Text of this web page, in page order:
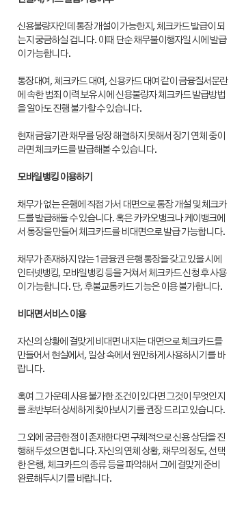
신용불량자인데 통장 개설이 가능한지, 체크카드 발급이 되
는지 궁금하실 겁니다. 이때 단순 채무불이행자일 시에 발급
이 가능합니다.
통장대여, 체크카드 대여, 신용카드 대여 같이 금융질서문란
에 속한 범죄 이력 보유 시에 신용불량자 체크카드 발급방법
을 알아도 진행 불가할 수 있습니다.
현재 금융기관 채무를 당장 해결하지 못해서 장기 연체 중이
라면 체크카드를 발급해볼 수 있습니다.
모바일뱅킹 이용하기
채무가 없는 은행에 직접 가서 대면으로 통장 개설 및 체크카
드를 발급해둘 수 있습니다. 혹은 카카오뱅크나 케이뱅크에
서 통장을 만들어 체크카드를 비대면으로 발급 가능합니다.
채무가 존재하지 않는 1금융권 은행 통장을 갖고 있을 시에
인터넷뱅킹, 모바일뱅킹 등을 거쳐서 체크카드 신청 후 사용
이 가능합니다. 단, 후불교통카드 기능은 이용 불가합니다.
비대면 서비스 이용
자신의 상황에 걸맞게 비대면 내지는 대면으로 체크카드를
만들어서 현실에서, 일상 속에서 원만하게 사용하시기를 바
랍니다.
혹여 그 가운데 사용 불가한 조건이 있다면 그것이 무엇인지
를 초반부터 상세하게 찾아보시기를 권장 드리고 있습니다.
그 외에 궁금한 점이 존재한다면 구체적으로 신용 상담을 진
행해 두셨으면 합니다. 자신의 연체 상황, 채무의 정도, 선택
한 은행, 체크카드의 종류 등을 파악해서 그에 걸맞게 준비
완료해두시기를 바랍니다.